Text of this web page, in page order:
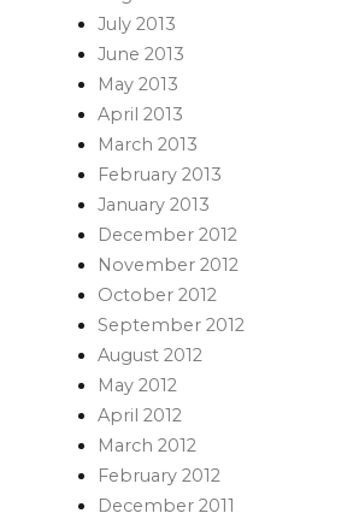
July 2013
June 2013
May 2013
April 2013
March 2013
February 2013
January 2013
December 2012
November 2012
October 2012
September 2012
August 2012
May 2012
April 2012
March 2012
February 2012
December 2011